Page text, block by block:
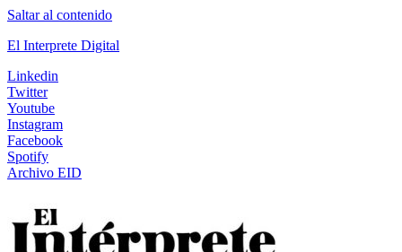
Saltar al contenido
El Interprete Digital
Linkedin
Twitter
Youtube
Instagram
Facebook
Spotify
Archivo EID